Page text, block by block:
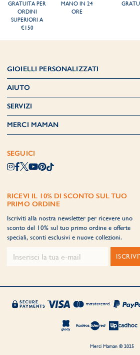
GRATUITA PER
ORDINI
SUPERIORI A
€150
MANO IN 24
ORE
GIOIELLI PERSONALIZZATI
AIUTO
SERVIZI
MERCI MAMAN
SEGUICI
RICEVI IL 10% DI SCONTO SUL TUO
PRIMO ORDINE
Iscriviti alla nostra newsletter per ricevere uno
sconto del 10% sul tuo primo ordine e offerte
speciali, sconti esclusivi e nuove collezioni.
Merci Maman © 2025